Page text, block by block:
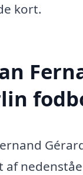
kort.
af